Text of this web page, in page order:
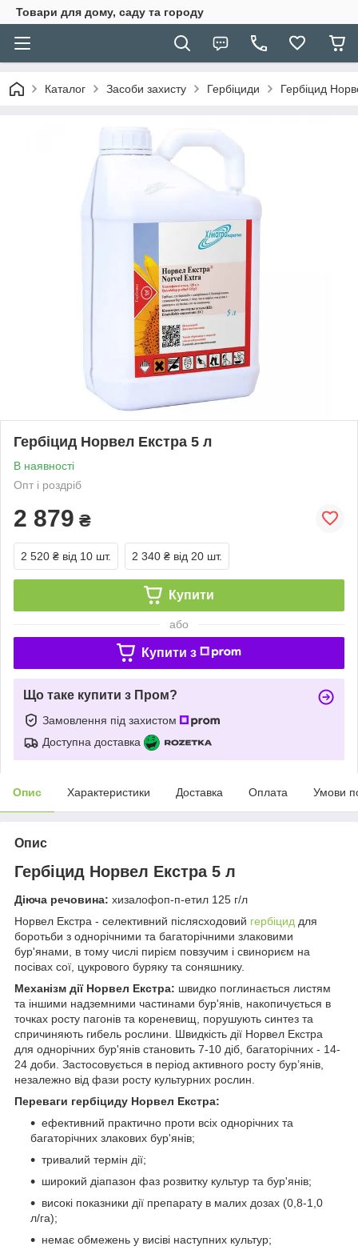
Товари для дому, саду та городу
Каталог Засоби захисту Гербіциди Гербіцид
Гербіцид Норвел Екстра 5 л
В наявності
Опт і роздріб
2 879 ₴
2 520 ₴ від 10 шт. 2 340 ₴ від 20 шт.
Купити
або
Купити з
Що таке купити з Пром?
Замовлення під захистом
Доступна доставка
Опис Характеристики Доставка Оплата Умови
Опис
Гербіцид Норвел Екстра 5 л
Діюча речовина: хизалофоп-п-етил 125 г/л
Норвел Екстра - селективний післясходовий гербіцид для
боротьби з однорічними та багаторічними злаковими
бур'янами, в тому числі пирієм повзучим і свинориєм на
посівах сої, цукрового буряку та соняшнику.
Механізм дії Норвел Екстра: швидко поглинається листям
та іншими надземними частинами бур'янів, накопичується в
точках росту пагонів та кореневищ, порушують синтез та
спричиняють гибель рослини. Швидкість дії Норвел Екстра
для однорічних бур'янів становить 7-10 діб, багаторічних - 14-
24 доби. Застосовується в період активного росту бур’янів,
незалежно від фази росту культурних рослин.
Переваги гербіциду Норвел Екстра:
ефективний практично проти всіх однорічних та
багаторічних злакових бур'янів;
тривалий термін дії;
широкий діапазон фаз розвитку культур та бур'янів;
високі показники дії препарату в малих дозах (0,8-1,0
л/га);
немає обмежень у висіві наступних культур;